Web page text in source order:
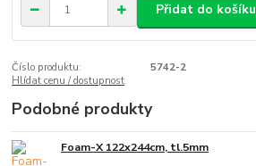
Přidat do košíku
Číslo produktu:
5742-2
Hlídat cenu / dostupnost
Podobné produkty
Foam-X 122x244cm, tl.5mm